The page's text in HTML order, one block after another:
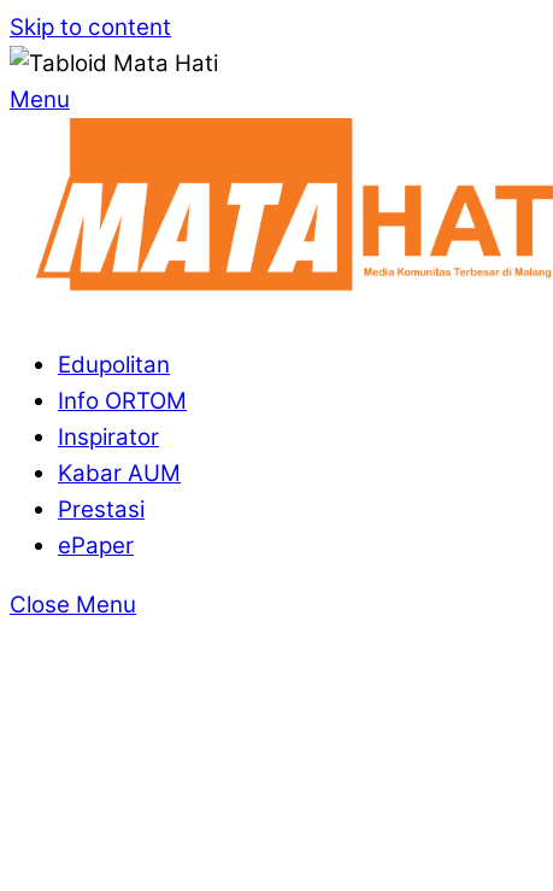
Skip to content
Menu
Edupolitan
Info ORTOM
Inspirator
Kabar AUM
Prestasi
ePaper
Close Menu